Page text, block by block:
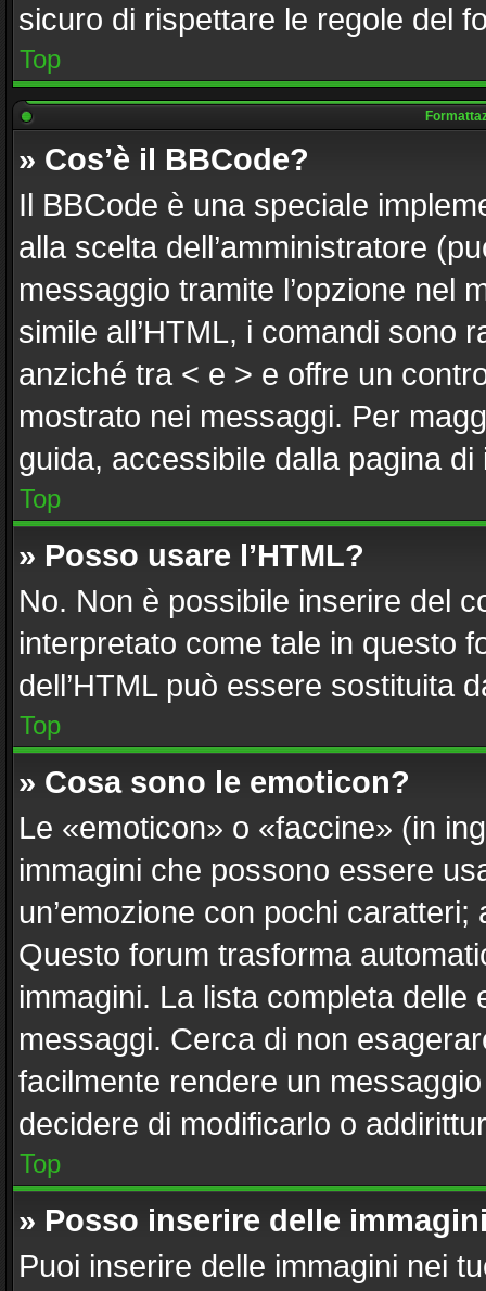
sicuro di rispettare le regole del
Top
» Cos’è il BBCode?
Il BBCode è una speciale
alla scelta dell’amministratore
messaggio tramite l’opzione nel
simile all’HTML, i comandi sono
anziché tra < e > e offre un
mostrato nei messaggi. Per
guida, accessibile dalla pagina
Top
» Posso usare l’HTML?
No. Non è possibile inserire del
interpretato come tale in questo
dell’HTML può essere sostituita
Top
» Cosa sono le emoticon?
Le «emoticon» o «faccine» (in
immagini che possono essere
un’emozione con pochi
Questo forum trasforma
immagini. La lista completa delle
messaggi. Cerca di non
facilmente rendere un
decidere di modificarlo o
Top
» Posso inserire delle
Puoi inserire delle immagini nei